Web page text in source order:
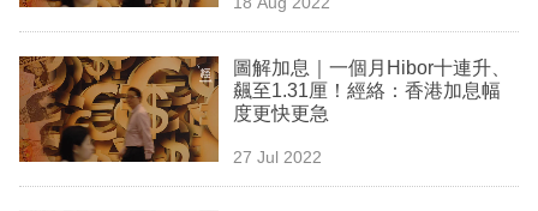
商
業
科
技
圖解加息｜一個月Hibor十連升、
飆至1.31厘！經絡：香港加息幅
度更快更急
27 Jul 2022